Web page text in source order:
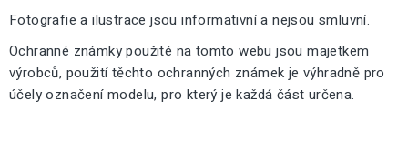
Fotografie a ilustrace jsou informativní a nejsou smluvní.
Ochranné známky použité na tomto webu jsou majetkem
výrobců, použití těchto ochranných známek je výhradně pro
účely označení modelu, pro který je každá část určena.